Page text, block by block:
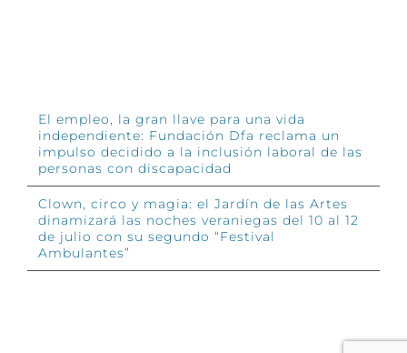
El empleo, la gran llave para una vida
independiente: Fundación Dfa reclama un
impulso decidido a la inclusión laboral de las
personas con discapacidad
Clown, circo y magia: el Jardín de las Artes
dinamizará las noches veraniegas del 10 al 12
de julio con su segundo “Festival
Ambulantes”